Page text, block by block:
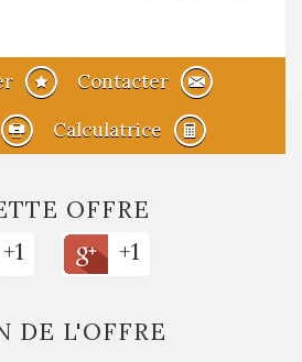
Contacter
Calculatrice
OFFRE
+1
+1
DE L'OFFRE